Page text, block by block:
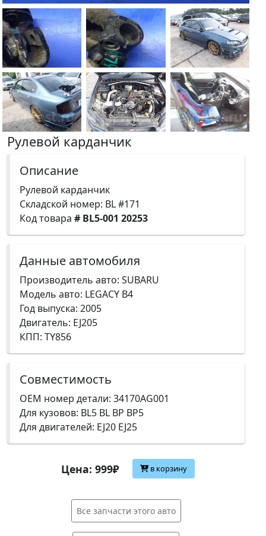
Рулевой карданчик
Описание
Рулевой карданчик
Складской номер: BL #171
Код товара # BL5-001 20253
Данные автомобиля
Производитель авто: SUBARU
Модель авто: LEGACY B4
Год выпуска: 2005
Двигатель: EJ205
КПП: TY856
Совместимость
OEM номер детали: 34170AG001
Для кузовов: BL5 BL BP BP5
Для двигателей: EJ20 EJ25
Цена: 999₽ в корзину
Все запчасти этого авто